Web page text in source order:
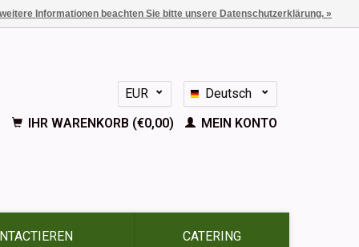
EUR
GBP
Deutsch
Nederlands
English
IHR WARENKORB (€0,00) MEIN KONTO
CATERING
Informationen beachten Sie bitte unsere Datenschutzerklärung. »